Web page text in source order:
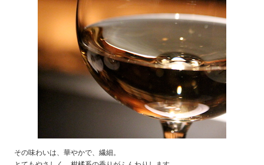
その味わいは、華やかで、繊細。